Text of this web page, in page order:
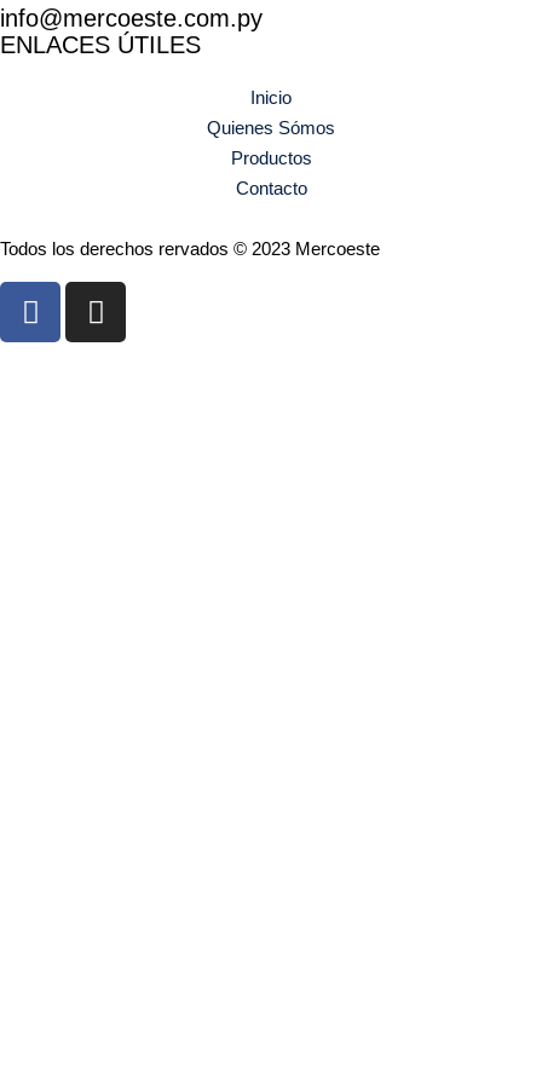
info@mercoeste.com.py
ENLACES ÚTILES
Inicio
Quienes Sómos
Productos
Contacto
Todos los derechos rervados © 2023 Mercoeste